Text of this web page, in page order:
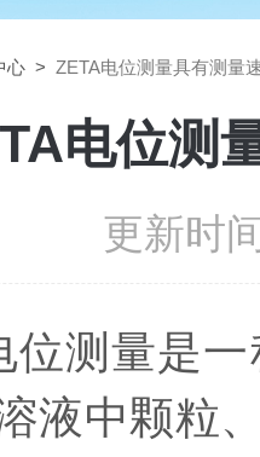
心 > ZETA电位测量具有测量
电位测
更新时
量是一
液中颗粒